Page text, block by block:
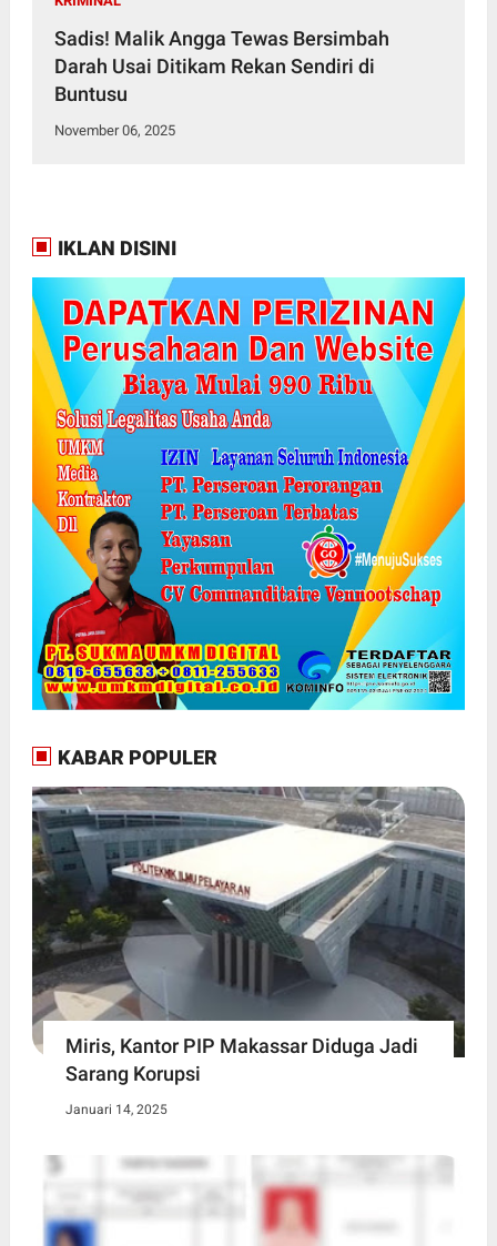
Sadis! Malik Angga Tewas Bersimbah
Darah Usai Ditikam Rekan Sendiri di
Buntusu
November 06, 2025
IKLAN DISINI
KABAR POPULER
Miris, Kantor PIP Makassar Diduga Jadi
Sarang Korupsi
Januari 14, 2025